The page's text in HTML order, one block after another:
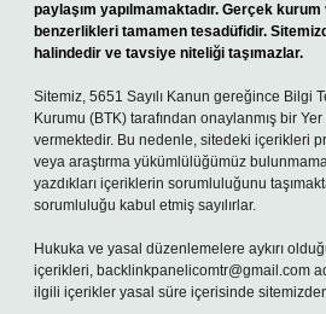
paylaşım yapılmamaktadır. Gerçek
benzerlikleri tamamen tesadüfidir.
halindedir ve tavsiye niteliği taşımazlar.
Sitemiz, 5651 Sayılı Kanun gereğince Bilgi
Kurumu (BTK) tarafından onaylanmış bir
vermektedir. Bu nedenle, sitedeki içerikleri
veya araştırma yükümlülüğümüz
yazdıkları içeriklerin sorumluluğunu
sorumluluğu kabul etmiş sayılırlar.
Hukuka ve yasal düzenlemelere aykırı
içerikleri, backlinkpanelicomtr@gmail.com
ilgili içerikler yasal süre içerisinde sitemizden